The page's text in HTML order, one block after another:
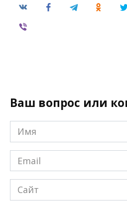
Ваш вопрос или
Имя
*
Email
*
Сайт